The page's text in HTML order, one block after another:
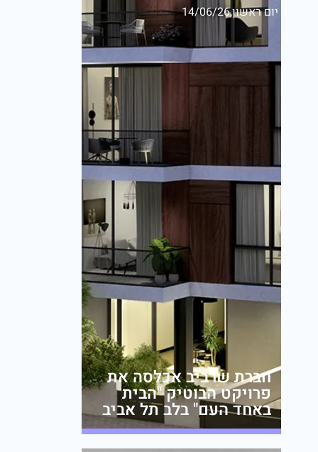
חברת שרביב אכלסה את
פרויקט הבוטיק "הבית
באחד העם" בלב תל אביב
יום ראשון,14/06/26